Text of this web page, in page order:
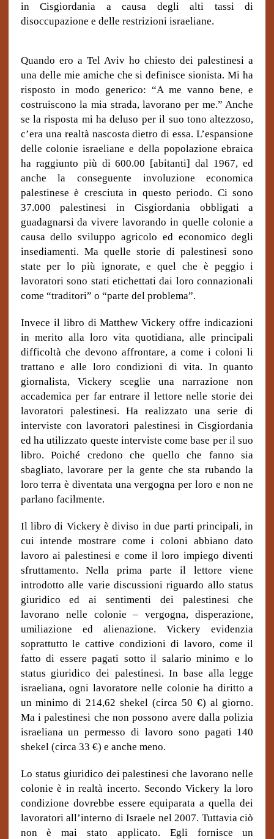
in Cisgiordania a causa degli alti tassi di
disoccupazione e delle restrizioni israeliane.
Quando ero a Tel Aviv ho chiesto dei palestinesi a
una delle mie amiche che si definisce sionista. Mi ha
risposto in modo generico: “A me vanno bene, e
costruiscono la mia strada, lavorano per me.” Anche
se la risposta mi ha deluso per il suo tono altezzoso,
c’era una realtà nascosta dietro di essa. L’espansione
delle colonie israeliane e della popolazione ebraica
ha raggiunto più di 600.00 [abitanti] dal 1967, ed
anche la conseguente involuzione economica
palestinese è cresciuta in questo periodo. Ci sono
37.000 palestinesi in Cisgiordania obbligati a
guadagnarsi da vivere lavorando in quelle colonie a
causa dello sviluppo agricolo ed economico degli
insediamenti. Ma quelle storie di palestinesi sono
state per lo più ignorate, e quel che è peggio i
lavoratori sono stati etichettati dai loro connazionali
come “traditori” o “parte del problema”.
Invece il libro di Matthew Vickery offre indicazioni
in merito alla loro vita quotidiana, alle principali
difficoltà che devono affrontare, a come i coloni li
trattano e alle loro condizioni di vita. In quanto
giornalista, Vickery sceglie una narrazione non
accademica per far entrare il lettore nelle storie dei
lavoratori palestinesi. Ha realizzato una serie di
interviste con lavoratori palestinesi in Cisgiordania
ed ha utilizzato queste interviste come base per il suo
libro. Poiché credono che quello che fanno sia
sbagliato, lavorare per la gente che sta rubando la
loro terra è diventata una vergogna per loro e non ne
parlano facilmente.
Il libro di Vickery è diviso in due parti principali, in
cui intende mostrare come i coloni abbiano dato
lavoro ai palestinesi e come il loro impiego diventi
sfruttamento. Nella prima parte il lettore viene
introdotto alle varie discussioni riguardo allo status
giuridico ed ai sentimenti dei palestinesi che
lavorano nelle colonie – vergogna, disperazione,
umiliazione ed alienazione. Vickery evidenzia
soprattutto le cattive condizioni di lavoro, come il
fatto di essere pagati sotto il salario minimo e lo
status giuridico dei palestinesi. In base alla legge
israeliana, ogni lavoratore nelle colonie ha diritto a
un minimo di 214,62 shekel (circa 50 €) al giorno.
Ma i palestinesi che non possono avere dalla polizia
israeliana un permesso di lavoro sono pagati 140
shekel (circa 33 €) e anche meno.
Lo status giuridico dei palestinesi che lavorano nelle
colonie è in realtà incerto. Secondo Vickery la loro
condizione dovrebbe essere equiparata a quella dei
lavoratori all’interno di Israele nel 2007. Tuttavia ciò
non è mai stato applicato. Egli fornisce un